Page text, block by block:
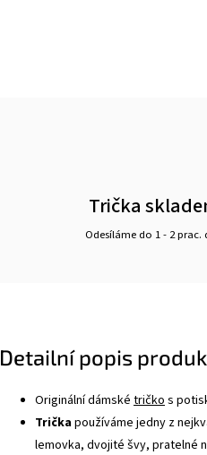
Trička
Odesíláme do 1 - 2 prac.
Detailní popis
Originální dámské tričko s
Tričkapoužíváme jedny z
lemovka, dvojité švy, pratelné